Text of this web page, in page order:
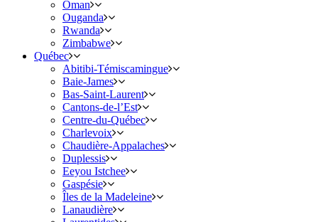
Oman
Ouganda
Rwanda
Zimbabwe
Québec
Abitibi-Témiscamingue
Baie-James
Bas-Saint-Laurent
Cantons-de-l’Est
Centre-du-Québec
Charlevoix
Chaudière-Appalaches
Duplessis
Eeyou Istchee
Gaspésie
Îles de la Madeleine
Lanaudière